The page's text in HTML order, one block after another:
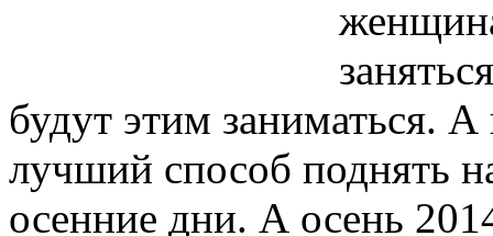
будут этим заниматься.
лучший способ поднять
осенние дни. А осень